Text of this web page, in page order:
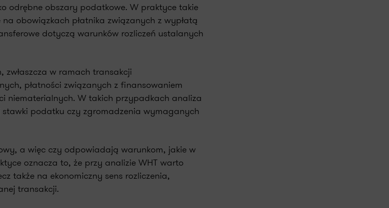
odrębne obszary podatkowe. W praktyce takie
obowiązkach płatnika związanych z wypłatą
dotyczą warunków rozliczeń ustalanych
w ramach transakcji
płatności związanych z finansowaniem
niematerialnych. W takich przypadkach analiza
stawki podatku czy zgromadzenia wymaganych
a więc czy odpowiadają warunkom, jakie w
oznacza to, że przy analizie WHT warto
także na ekonomiczny sens rozliczenia,
transakcji.